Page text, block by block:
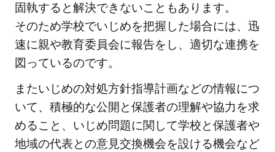
固執すると解決できないこともあります。
そのため学校でいじめを把握した場合には、迅
速に親や教育委員会に報告をし、適切な連携を
図っているのです。
またいじめの対処方針指導計画などの情報につ
いて、積極的な公開と保護者の理解や協力を求
めること、いじめ問題に関して学校と保護者や
地域の代表との意見交換機会を設ける機会など